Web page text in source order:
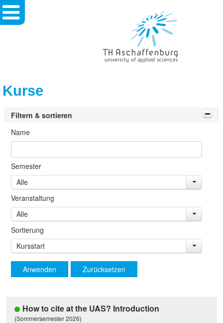
Aschaffenburg
Of
Applied
Kurse
Filtern & sortieren
Name
Semester
Alle
Veranstaltung
Alle
Sortierung
Kursstart
Anwenden Zurücksetzen
How to cite at the UAS? Introduction
(Sommersemester 2026)